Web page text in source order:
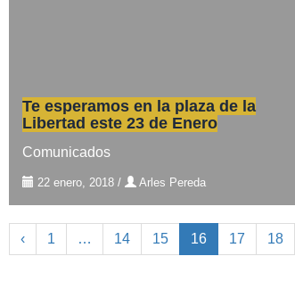
Te esperamos en la plaza de la
Libertad este 23 de Enero
Comunicados
22 enero, 2018 / Arles Pereda
‹ 1 … 14 15 16 17 18